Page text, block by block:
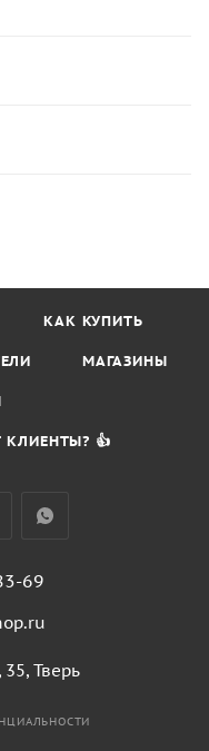
КАК КУПИТЬ
МАГАЗИНЫ
👍
69
Тверь